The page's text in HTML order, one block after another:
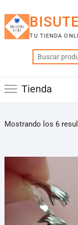
contenido
TU TIENDA
Tienda
Mostrando los 6